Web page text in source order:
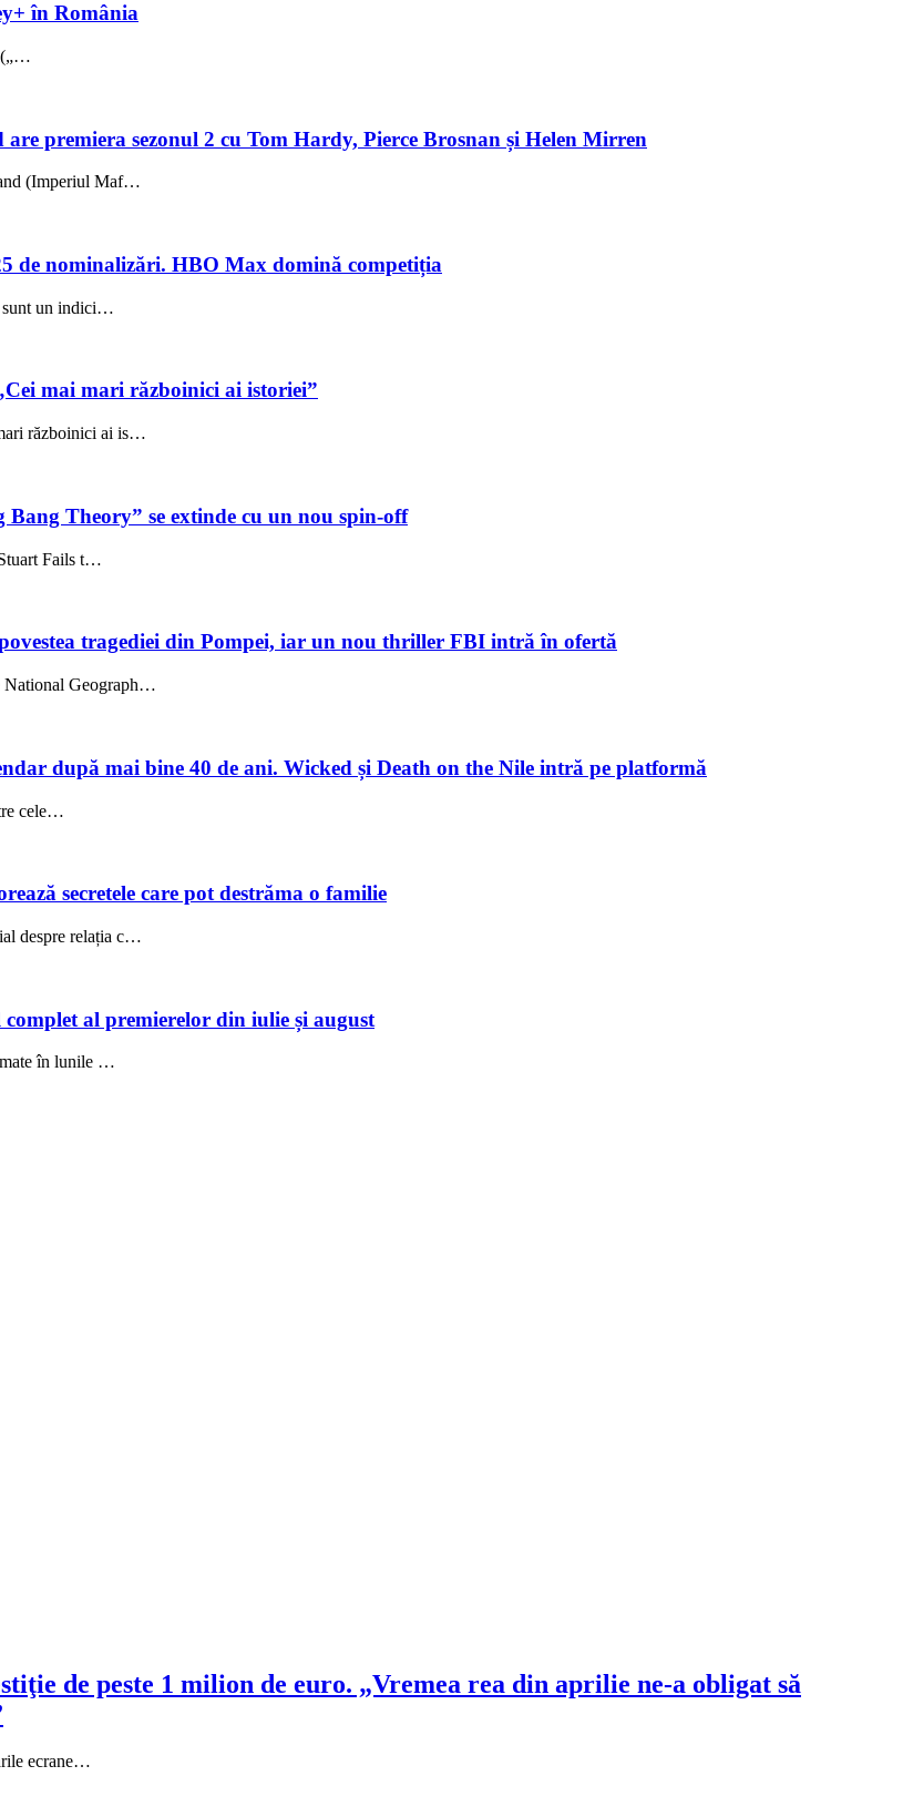
în România
(„…
premiera sezonul 2 cu Tom Hardy, Pierce Brosnan și Helen Mirren
(Imperiul Maf…
de nominalizări. HBO Max domină competiția
sunt un indici…
mai mari războinici ai istoriei”
războinici ai is…
Theory” se extinde cu un nou spin-off
Fails t…
tragediei din Pompei, iar un nou thriller FBI intră în ofertă
National Geograph…
după mai bine 40 de ani. Wicked și Death on the Nile intră pe platformă
cele…
secretele care pot destrăma o familie
despre relația c…
al premierelor din iulie și august
în lunile …
de peste 1 milion de euro. „Vremea rea din aprilie ne-a obligat să
ecrane…